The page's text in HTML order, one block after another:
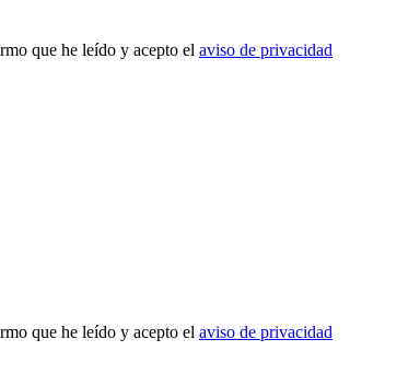
que he leído y acepto el aviso de privacidad
que he leído y acepto el aviso de privacidad